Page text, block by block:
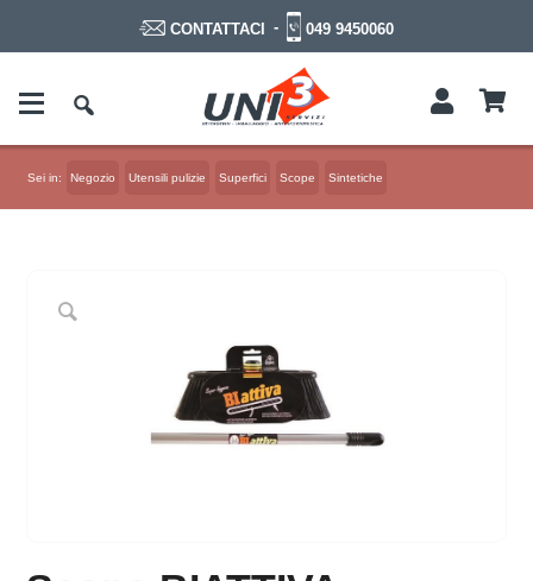
CONTATTACI - 049 9450060
Sei in: Negozio Utensili pulizie Superfici Scope Sintetiche